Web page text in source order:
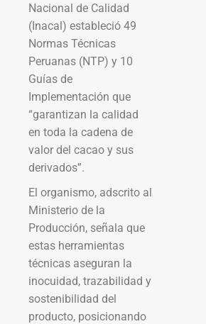
Nacional de Calidad
(Inacal) estableció 49
Normas Técnicas
Peruanas (NTP) y 10
Guías de
Implementación que
“garantizan la calidad
en toda la cadena de
valor del cacao y sus
derivados”.
El organismo, adscrito al
Ministerio de la
Producción, señala que
estas herramientas
técnicas aseguran la
inocuidad, trazabilidad y
sostenibilidad del
producto, posicionando